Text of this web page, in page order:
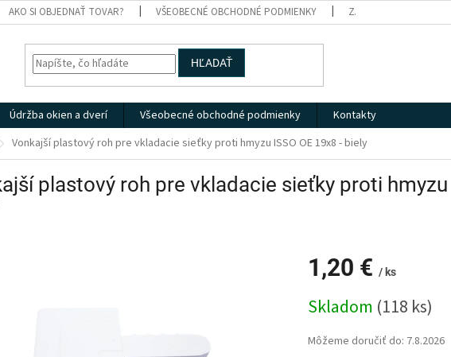
AKO SI OBJEDNAŤ TOVAR? VŠEOBECNÉ OBCHODNÉ PODMIENKY ZÁSADY
HĽADAŤ
Údržba okien a dverí Všeobecné obchodné podmienky
Kontakty
Vonkajší plastový roh pre vkladacie sieťky proti hmyzu ISSO OE 19x8 - biely
plastový roh pre vkladacie sieťky proti hmyzu
1,20 € / ks
cena:
Skladom (118 ks)
Môžeme doručiť do: 7.8.2026